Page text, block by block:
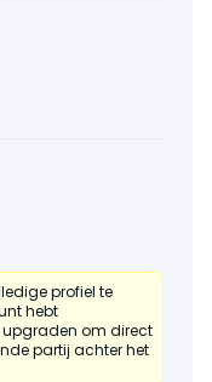
profiel te
hebt
om direct
partij achter het